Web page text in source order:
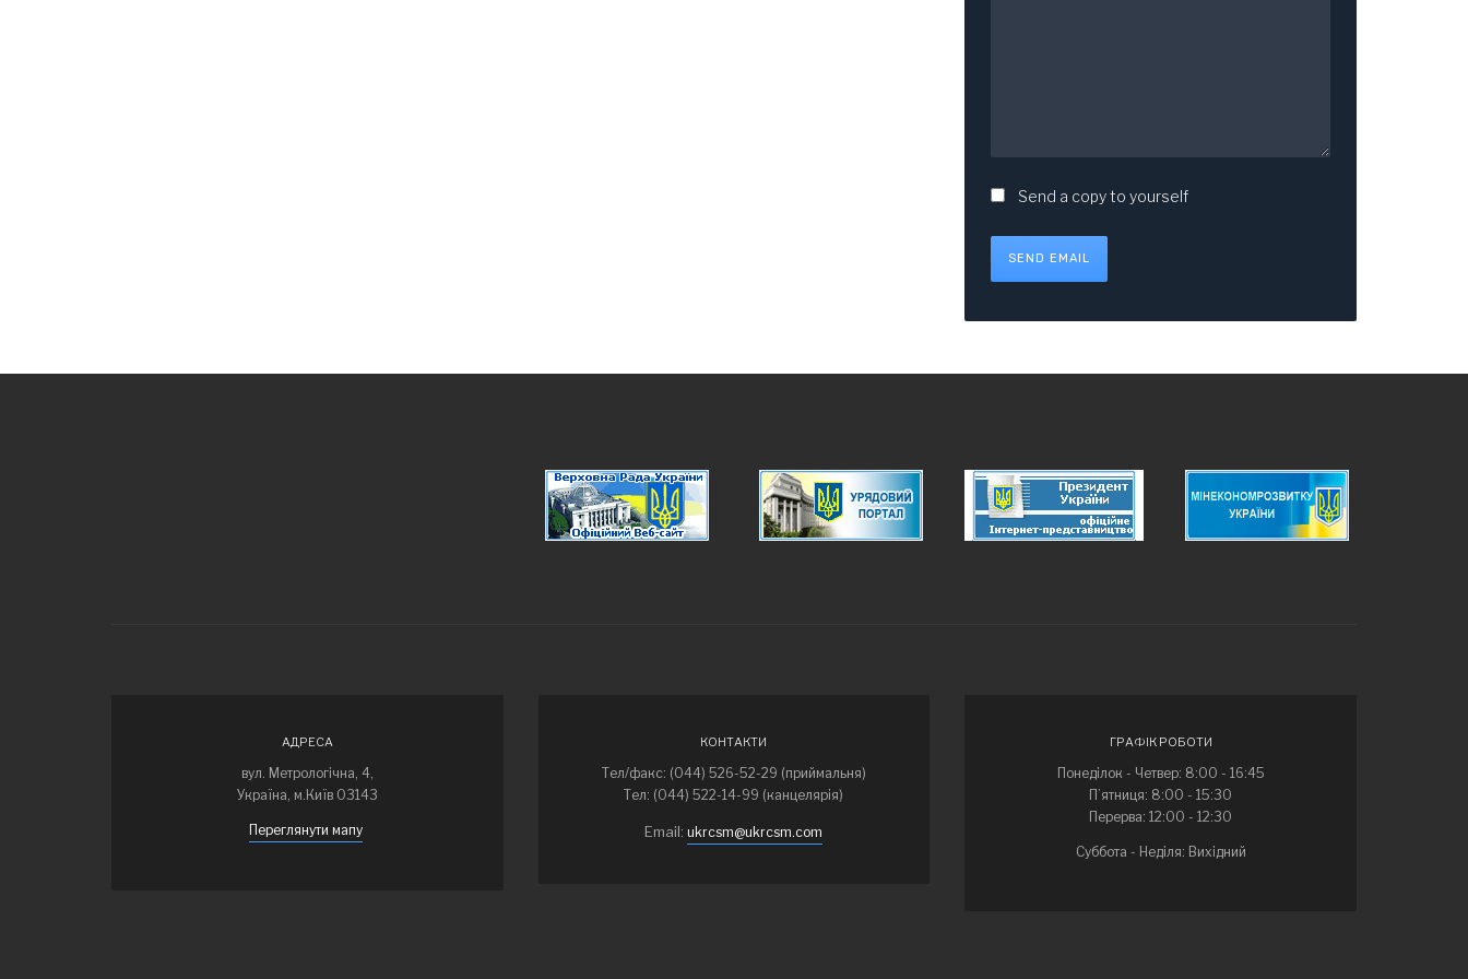
Send a copy to yourself
SEND EMAIL
АДРЕСА
вул. Метрологічна, 4,
Україна, м.Київ 03143
Переглянути мапу
КОНТАКТИ
Тел/факс: (044) 526-52-29 (приймальня)
Тел: (044) 522-14-99 (канцелярія)
Email:ukrcsm@ukrcsm.com
ГРАФІК РОБОТИ
Понеділок - Четвер: 8:00 - 16:45
П’ятниця: 8:00 - 15:30
Перерва: 12:00 - 12:30
Суббота - Неділя: Вихідний